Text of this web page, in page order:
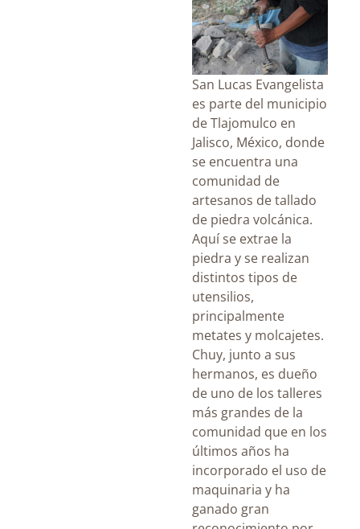
San Lucas Evangelista
es parte del municipio
de Tlajomulco en
Jalisco, México, donde
se encuentra una
comunidad de
artesanos de tallado
de piedra volcánica.
Aquí se extrae la
piedra y se realizan
distintos tipos de
utensilios,
principalmente
metates y molcajetes.
Chuy, junto a sus
hermanos, es dueño
de uno de los talleres
más grandes de la
comunidad que en los
últimos años ha
incorporado el uso de
maquinaria y ha
ganado gran